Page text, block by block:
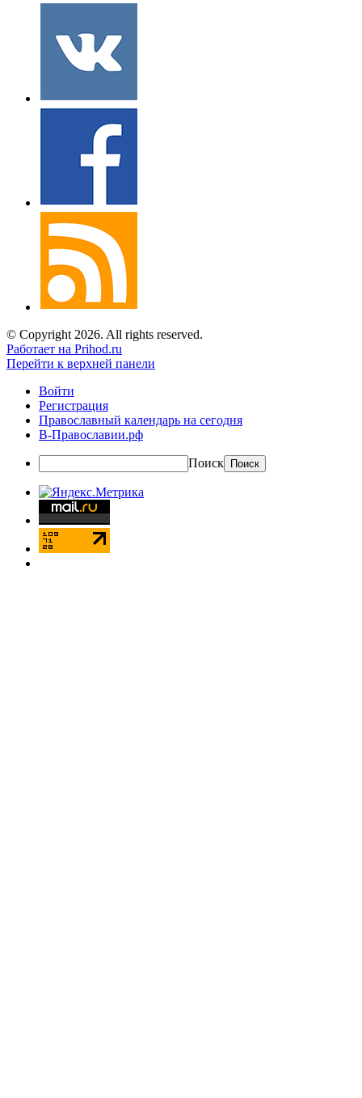
© Copyright 2026. All rights reserved.
Работает на Prihod.ru
Перейти к верхней панели
Войти
Регистрация
Православный календарь на сегодня
В-Православии.рф
Поиск